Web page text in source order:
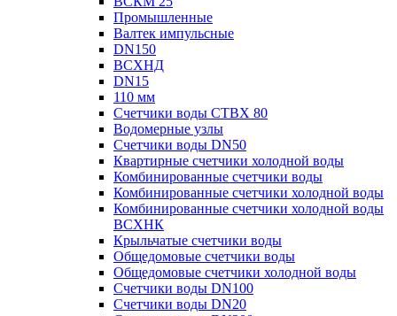
Промышленные
Валтек импульсные
DN150
ВСХНД
DN15
110 мм
Счетчики воды СТВХ 80
Водомерные узлы
Счетчики воды DN50
Квартирные счетчики холодной воды
Комбинированные счетчики воды
Комбинированные счетчики холодной воды
Комбинированные счетчики холодной воды
ВСХНК
Крыльчатые счетчики воды
Общедомовые счетчики воды
Общедомовые счетчики холодной воды
Счетчики воды DN100
Счетчики воды DN20